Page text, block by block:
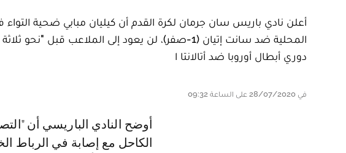
أعلن نادي باريس سان جرمان لكرة القدم أن كيليان مبابي ضحية التواء
المحلية ضد سانت إتيان (1-صفر)، لن يعود إلى الملاعب
دوري أبطال أوروبا ضد أتالانتا ا
في 28/07/2020 على الساعة 09:32
أوضح النادي الباريسي أن "التصوير الذي أجراه مبابي الإثنين أكد إصابته بالتواء في
الكاحل مع إصابة في الرباط